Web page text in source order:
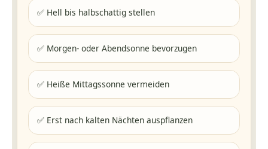
✅ Hell bis halbschattig stellen
✅ Morgen- oder Abendsonne bevorzugen
✅ Heiße Mittagssonne vermeiden
✅ Erst nach kalten Nächten auspflanzen